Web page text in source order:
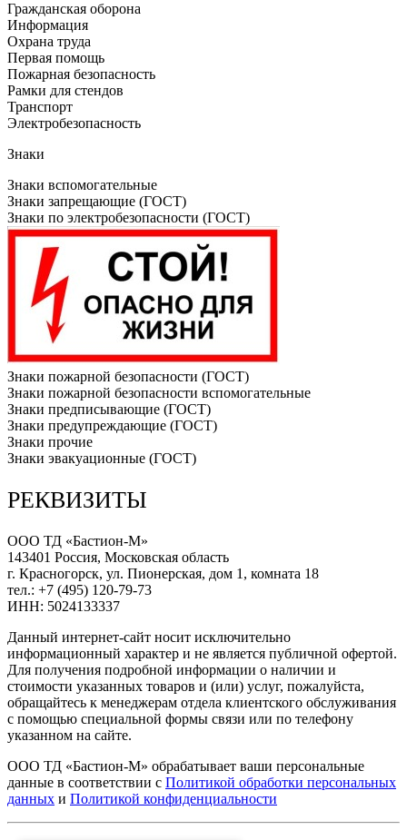
Гражданская оборона
Информация
Охрана труда
Первая помощь
Пожарная безопасность
Рамки для стендов
Транспорт
Электробезопасность
Знаки
Знаки вспомогательные
Знаки запрещающие (ГОСТ)
Знаки по электробезопасности (ГОСТ)
Знаки пожарной безопасности (ГОСТ)
Знаки пожарной безопасности вспомогательные
Знаки предписывающие (ГОСТ)
Знаки предупреждающие (ГОСТ)
Знаки прочие
Знаки эвакуационные (ГОСТ)
РЕКВИЗИТЫ
ООО ТД «Бастион-М»
143401 Россия, Московская область
г. Красногорск, ул. Пионерская, дом 1, комната 18
тел.: +7 (495) 120-79-73
ИНН: 5024133337
Данный интернет-сайт носит исключительно
информационный характер и не является публичной офертой.
Для получения подробной информации о наличии и
стоимости указанных товаров и (или) услуг, пожалуйста,
обращайтесь к менеджерам отдела клиентского обслуживания
с помощью специальной формы связи или по телефону
указанном на сайте.
ООО ТД «Бастион-М» обрабатывает ваши персональные
данные в соответствии с Политикой обработки персональных
данных и Политикой конфиденциальности